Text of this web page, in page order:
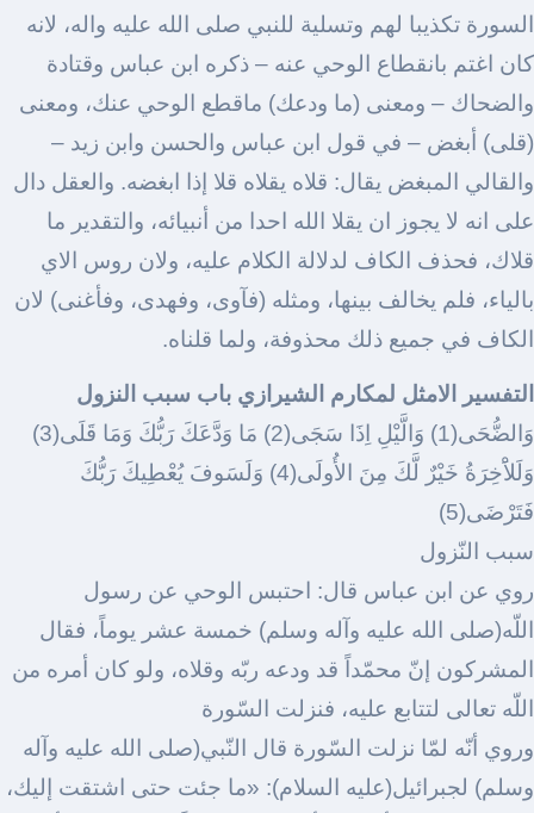
السورة تكذيبا لهم وتسلية للنبي صلى الله عليه واله، لانه
كان اغتم بانقطاع الوحي عنه – ذكره ابن عباس وقتادة
والضحاك – ومعنى (ما ودعك) ماقطع الوحي عنك، ومعنى
(قلى) أبغض – في قول ابن عباس والحسن وابن زيد –
والقالي المبغض يقال: قلاه يقلاه قلا إذا ابغضه. والعقل دال
على انه لا يجوز ان يقلا الله احدا من أنبيائه، والتقدير ما
قلاك، فحذف الكاف لدلالة الكلام عليه، ولان روس الاي
بالياء، فلم يخالف بينها، ومثله (فآوى، وفهدى، وفأغنى) لان
الكاف في جميع ذلك محذوفة، ولما قلناه.
التفسير الامثل لمكارم الشيرازي باب سبب النزول
وَالضُّحَى(1) وَالَّيْلِ اِذَا سَجَى(2) مَا وَدَّعَكَ رَبُّكَ وَمَا قَلَى(3)
وَلَلاَْخِرَةُ خَيْرٌ لَّكَ مِنَ الأُولَى(4) وَلَسَوفَ يُعْطِيكَ رَبُّكَ
فَتَرْضَى(5)
سبب النّزول
روي عن ابن عباس قال: احتبس الوحي عن رسول
اللّه(صلى الله عليه وآله وسلم) خمسة عشر يوماً، فقال
المشركون إنّ محمّداً قد ودعه ربّه وقلاه، ولو كان أمره من
اللّه تعالى لتتابع عليه، فنزلت السّورة
وروي أنّه لمّا نزلت السّورة قال النّبي(صلى الله عليه وآله
وسلم) لجبرائيل(عليه السلام): «ما جئت حتى اشتقت إليك،